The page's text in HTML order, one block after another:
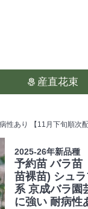
産直花束
ます。
。
性あり 【11月下旬順次配
2025-26年新品種
予約苗 バラ苗
苗裸苗) シュ
系 京成バラ園
に強い 耐病性